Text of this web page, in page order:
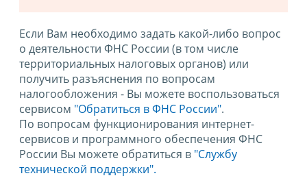
Если Вам необходимо задать какой-либо вопрос
о деятельности ФНС России (в том числе
территориальных налоговых органов) или
получить разъяснения по вопросам
налогообложения - Вы можете воспользоваться
сервисом "Обратиться в ФНС России".
По вопросам функционирования интернет-
сервисов и программного обеспечения ФНС
России Вы можете обратиться в "Службу
технической поддержки".